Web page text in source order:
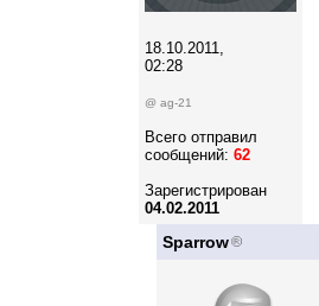
18.10.2011,
02:28
@ ag-21
Всего отправил
сообщений: 62
Зарегистрирован
04.02.2011
Sparrow